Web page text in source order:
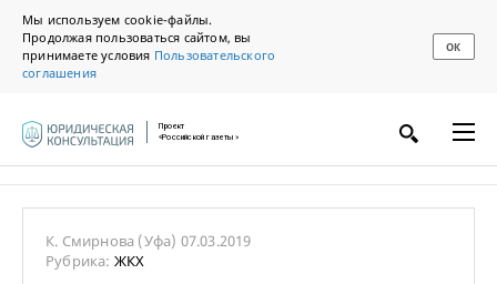
Мы используем cookie-файлы.
Продолжая пользоваться сайтом, вы
принимаете условия Пользовательского
соглашения
ОК
Проект
«Российской газеты»
К. Смирнова (Уфа) 07.03.2019
Рубрика: ЖКХ